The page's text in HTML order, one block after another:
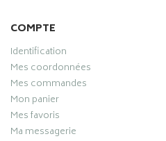
COMPTE
Identification
Mes coordonnées
Mes commandes
Mon panier
Mes favoris
Ma messagerie